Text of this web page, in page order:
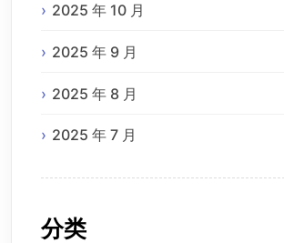
2025 年 10 月
2025 年 9 月
2025 年 8 月
2025 年 7 月
分类